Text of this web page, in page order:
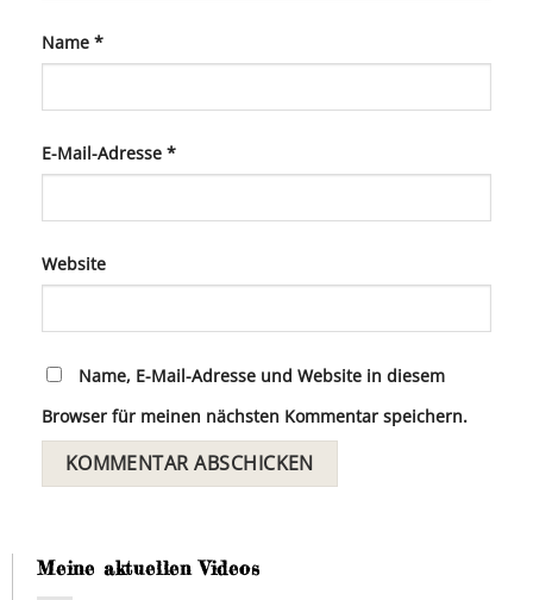
Name *
E-Mail-Adresse *
Website
Name, E-Mail-Adresse und Website in diesem
Browser für meinen nächsten Kommentar speichern.
Meine aktuellen Videos